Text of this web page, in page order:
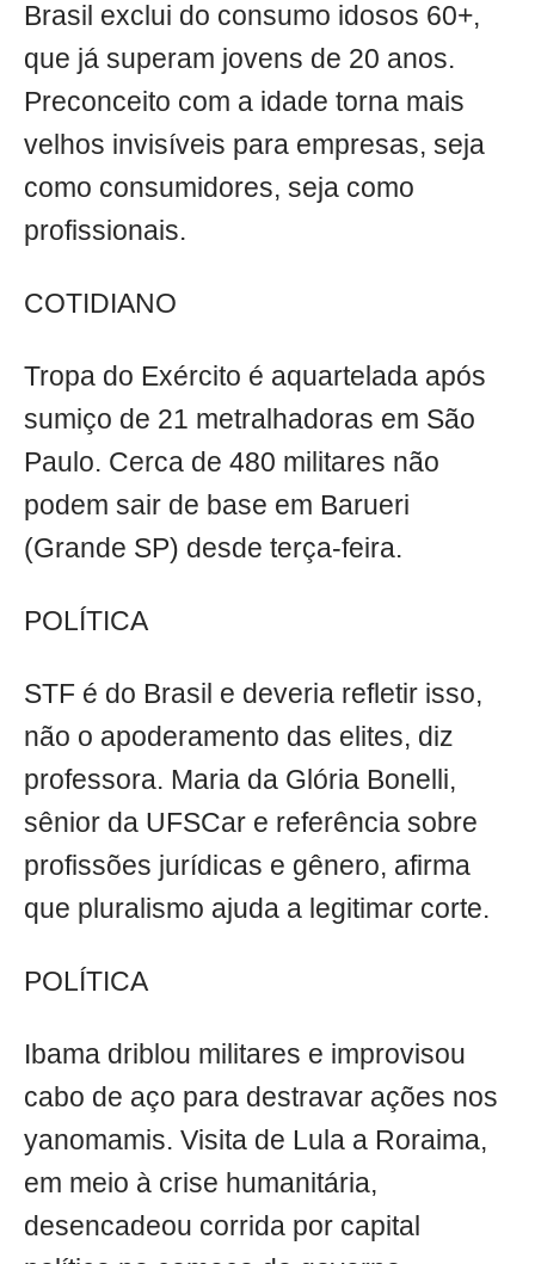
Brasil exclui do consumo idosos 60+,
que já superam jovens de 20 anos.
Preconceito com a idade torna mais
velhos invisíveis para empresas, seja
como consumidores, seja como
profissionais.
COTIDIANO
Tropa do Exército é aquartelada após
sumiço de 21 metralhadoras em São
Paulo. Cerca de 480 militares não
podem sair de base em Barueri
(Grande SP) desde terça-feira.
POLÍTICA
STF é do Brasil e deveria refletir isso,
não o apoderamento das elites, diz
professora. Maria da Glória Bonelli,
sênior da UFSCar e referência sobre
profissões jurídicas e gênero, afirma
que pluralismo ajuda a legitimar corte.
POLÍTICA
Ibama driblou militares e improvisou
cabo de aço para destravar ações nos
yanomamis. Visita de Lula a Roraima,
em meio à crise humanitária,
desencadeou corrida por capital